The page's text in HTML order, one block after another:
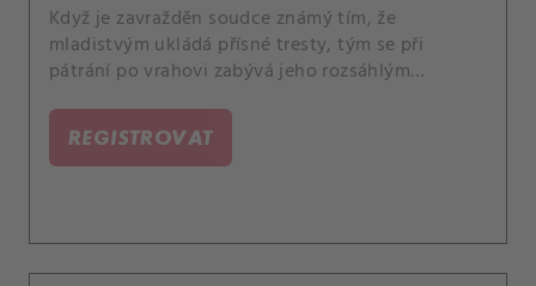
Když je zavražděn soudce známý tím, že
mladistvým ukládá přísné tresty, tým se při
pátrání po vrahovi zabývá jeho rozsáhlým
REGISTROVAT